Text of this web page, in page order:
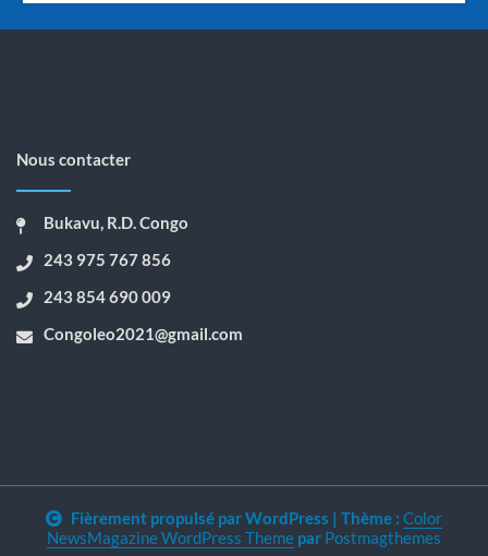
Nous contacter
Bukavu, R.D. Congo
243 975 767 856
243 854 690 009
Congoleo2021@gmail.com
Fièrement propulsé par WordPress | Thème : Color
NewsMagazine WordPress Theme par Postmagthemes